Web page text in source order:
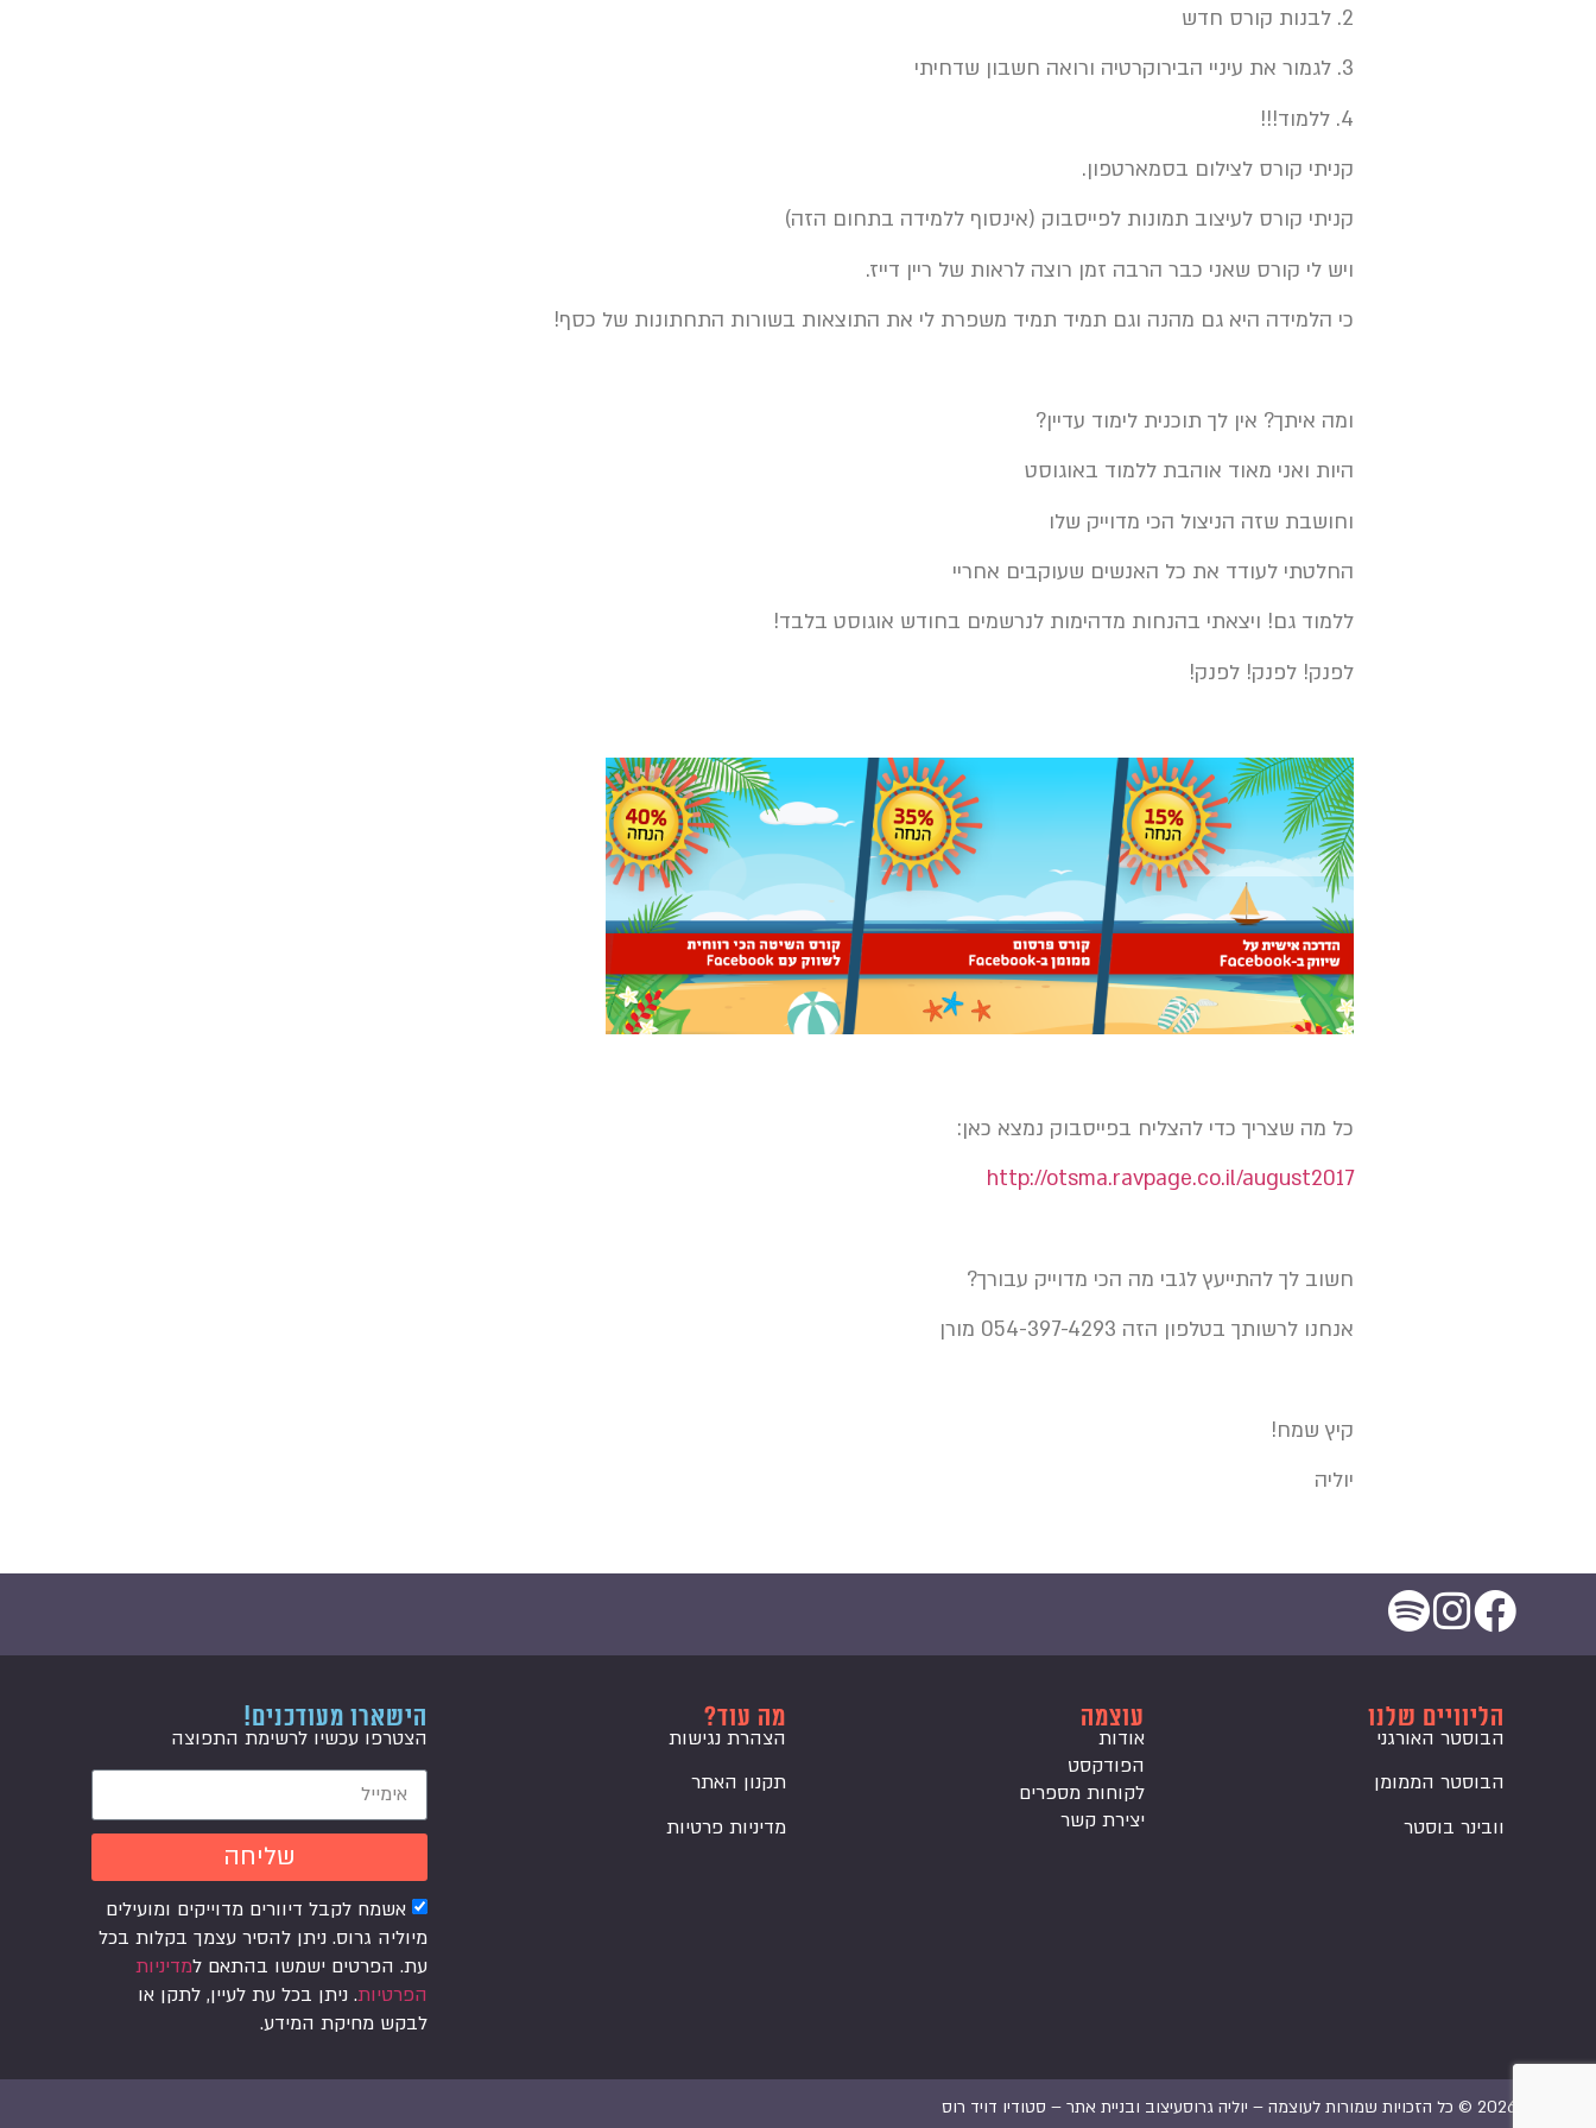
2. לבנות קורס חדש
3. לגמור את עיניי הבירוקרטיה ורואה חשבון שדחיתי
4. ללמוד!!!
קניתי קורס לצילום בסמארטפון.
קניתי קורס לעיצוב תמונות לפייסבוק (אינסוף ללמידה בתחום הזה)
ויש לי קורס שאני כבר הרבה זמן רוצה לראות של ריין דייז.
כי הלמידה היא גם מהנה וגם תמיד תמיד משפרת לי את התוצאות בשורות התחתונות של כסף!
ומה איתך? אין לך תוכנית לימוד עדיין?
היות ואני מאוד אוהבת ללמוד באוגוסט
וחושבת שזה הניצול הכי מדוייק שלו
החלטתי לעודד את כל האנשים שעוקבים אחריי
ללמוד גם! ויצאתי בהנחות מדהימות לנרשמים בחודש אוגוסט בלבד!
לפנק! לפנק! לפנק!
כל מה שצריך כדי להצליח בפייסבוק נמצא כאן:
http://otsma.ravpage.co.il/august2017
חשוב לך להתייעץ לגבי מה הכי מדוייק עבורך?
אנחנו לרשותך בטלפון הזה 054-397-4293 מורן
קיץ שמח!
יוליה
הליוויים שלנו
הבוסטר האורגני
הבוסטר הממומן
וובינר בוסטר
עוצמה
אודות
הפודקסט
לקוחות מספרים
יצירת קשר
מה עוד?
הצהרת נגישות
תקנון האתר
מדיניות פרטיות
הישארו מעודכנים!
הצטרפו עכשיו לרשימת התפוצה
אשמח לקבל דיוורים מדוייקים ומועילים
מיוליה גרוס. ניתן להסיר עצמך בקלות בכל
עת. הפרטים ישמשו בהתאם למדיניות
הפרטיות. ניתן בכל עת לעיין, לתקן או
לבקש מחיקת המידע.
שליחה
2026 © כל הזכויות שמורות לעוצמה – יוליה גרוס עיצוב ובניית אתר – סטודיו דויד רוס